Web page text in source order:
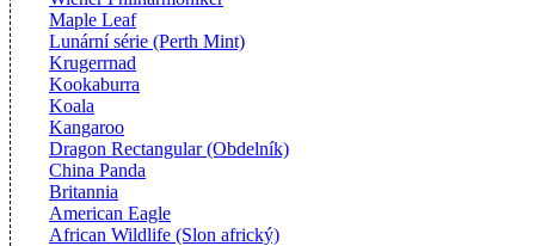
Maple Leaf
Lunární série (Perth Mint)
Krugerrnad
Kookaburra
Koala
Kangaroo
Dragon Rectangular (Obdelník)
China Panda
Britannia
American Eagle
African Wildlife (Slon africký)